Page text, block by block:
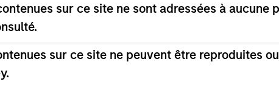
sur ce site ne sont adressées à aucune
sur ce site ne peuvent être reproduites
Fintech Unicorn Clip